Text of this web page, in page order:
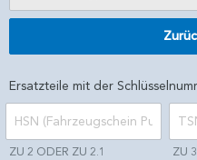
Ersatzteile mit der
ZU 2 ODER ZU 2.1 ZU